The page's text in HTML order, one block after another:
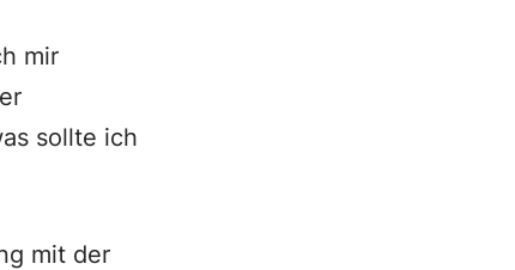
mir
sollte ich
mit der